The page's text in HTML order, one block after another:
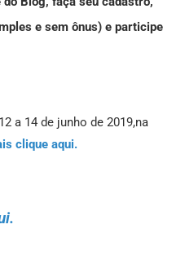
e sem ônus) e participe
a 14 de junho de 2019,na
clique aqui.